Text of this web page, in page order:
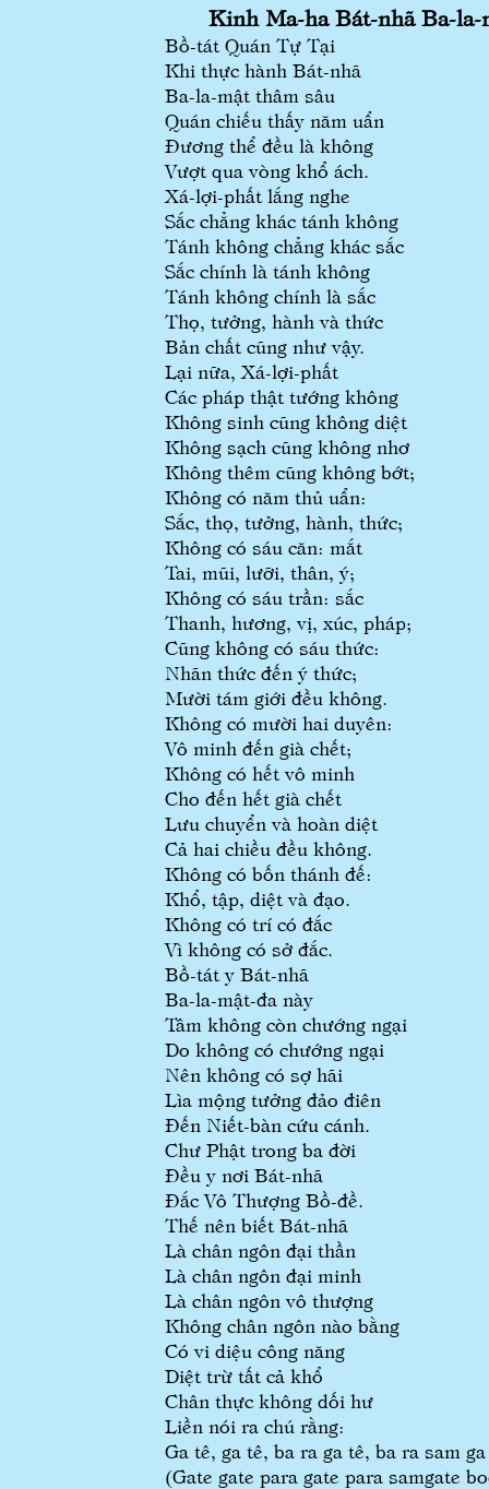
Kinh Ma-ha Bát-nhã Ba-la-
Bồ-tát Quán Tự Tại
Khi thực hành Bát-nhã
Ba-la-mật thâm sâu
Quán chiếu thấy năm uẩn
Đương thể đều là không
Vượt qua vòng khổ ách.
Xá-lợi-phất lắng nghe
Sắc chẳng khác tánh không
Tánh không chẳng khác sắc
Sắc chính là tánh không
Tánh không chính là sắc
Thọ, tưởng, hành và thức
Bản chất cũng như vậy.
Lại nữa, Xá-lợi-phất
Các pháp thật tướng không
Không sinh cũng không diệt
Không sạch cũng không nhơ
Không thêm cũng không bớt;
Không có năm thủ uẩn:
Sắc, thọ, tưởng, hành, thức;
Không có sáu căn: mắt
Tai, mũi, lưỡi, thân, ý;
Không có sáu trần: sắc
Thanh, hương, vị, xúc, pháp;
Cũng không có sáu thức:
Nhãn thức đến ý thức;
Mười tám giới đều không.
Không có mười hai duyên:
Vô minh đến già chết;
Không có hết vô minh
Cho đến hết già chết
Lưu chuyển và hoàn diệt
Cả hai chiều đều không.
Không có bốn thánh đế:
Khổ, tập, diệt và đạo.
Không có trí có đắc
Vì không có sở đắc.
Bồ-tát y Bát-nhã
Ba-la-mật-đa
Tâm không còn chướng ngại
Do không có chướng ngại
Nên không có sợ hãi
Lìa mộng tưởng đảo điên
Đến Niết-bàn cứu cánh.
Chư Phật trong ba đời
Đều y nơi Bát-nhã
Đắc Vô Thượng Bồ-đề.
Thế nên biết Bát-nhã
Là chân ngôn đại thần
Là chân ngôn đại minh
Là chân ngôn vô thượng
Không chân ngôn nào bằng
Có vi diệu công năng
Diệt trừ tất cả khổ
Chân thực không dối hư
Liền nói ra chú rằng:
Ga tê, ga tê, ba ra ga tê, ba ra sam
(Gate gate para gate para samgate